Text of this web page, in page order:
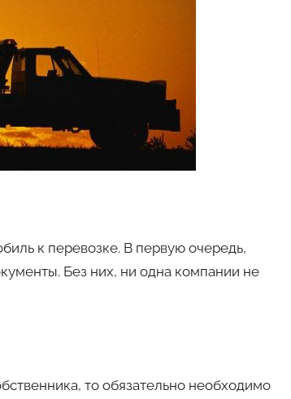
к перевозке. В первую очередь,
Без них, ни одна компании не
то обязательно необходимо